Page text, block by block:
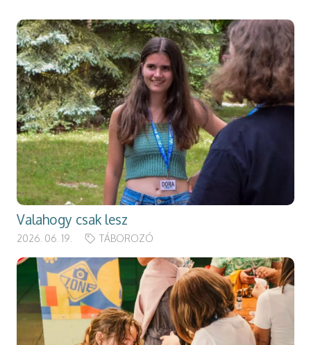
Valahogy csak lesz
2026. 06. 19. TÁBOROZÓ